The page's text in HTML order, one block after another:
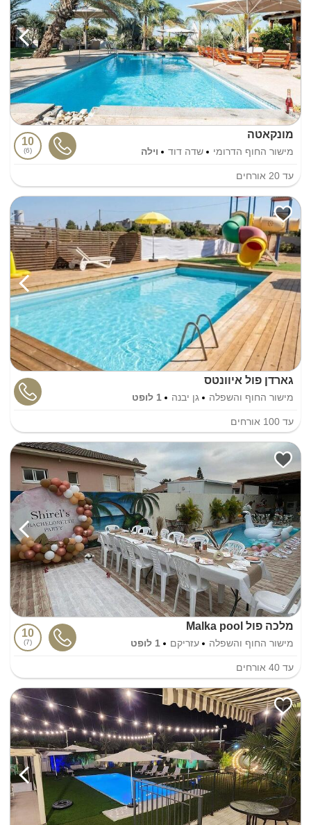
מונקאטה
מישור החוף הדרומי שדה דוד וילה
10
6
עד 20 אורחים
גארדן פול איוונטס
מישור החוף והשפלה גן יבנה 1 לופט
עד 100 אורחים
מלכה פול Malka pool
מישור החוף והשפלה עזריקם 1 לופט
10
7
עד 40 אורחים